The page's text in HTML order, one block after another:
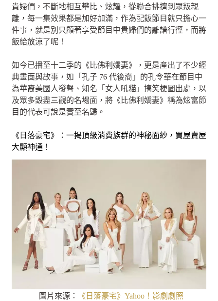
貴婦們，不斷地相互攀比、炫耀，從聯合排擠到眾叛親
離，每一集效果都是加好加滿，作為配飯節目就只擔心一
件事，就是別只顧著享受節目中貴婦們的離譜行徑，而將
飯給放涼了呢！
如今已播至十二季的《比佛利嬌妻》，更是產出了不少經
典畫面與故事，如「孔子 76 代後裔」的孔令華在節目中
為華裔美國人發聲、知名「女人吼貓」搞笑梗圖出處，以
及眾多毀盡三觀的名場面，將《比佛利嬌妻》稱為炫富節
目的代表可說是實至名歸。
《日落豪宅》：一揭頂級消費族群的神秘面紗，買屋賣屋
大顯神通！
圖片來源：
《日落豪宅》Yahoo！影劇劇照